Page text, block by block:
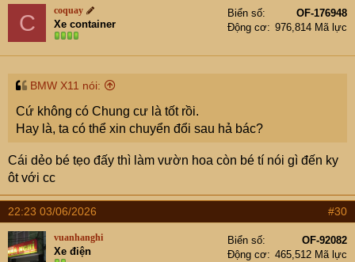
C coquay
Xe container
Biển số
OF-176948
Động cơ
976,814 Mã lực
BMW X11 nói:
Cứ không có Chung cư là tốt rồi.
Hay là, ta có thể xin chuyển đổi sau hả bác?
Cái dẻo bé tẹo đấy thì làm vườn hoa còn bé tí nói gì đến ky
ôt với cc
22:23 03/06/2026 #30
vuanhanghi
Xe điện
Biển số
OF-92082
Động cơ
465,512 Mã lực